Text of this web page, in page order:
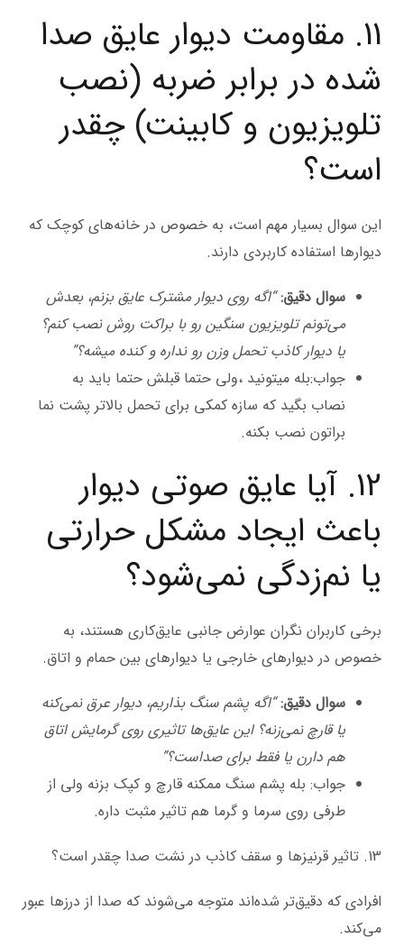
11. مقاومت دیوار عایق صدا
شده در برابر ضربه (نصب
تلویزیون و کابینت) چقدر
است؟
این سوال بسیار مهم است، به خصوص در خانه‌های کوچک که
دیوارها استفاده کاربردی دارند.
سوال دقیق: “اگه روی دیوار مشترک عایق بزنم، بعدش
می‌تونم تلویزیون سنگین رو با براکت روش نصب کنم؟
یا دیوار کاذب تحمل وزن رو نداره و کنده میشه؟”
جواب:بله میتونید ،ولی حتما قبلش حتما باید به
نصاب بگید که سازه کمکی برای تحمل بالاتر پشت نما
براتون نصب بکنه.
12. آیا عایق صوتی دیوار
باعث ایجاد مشکل حرارتی
یا نم‌زدگی نمی‌شود؟
برخی کاربران نگران عوارض جانبی عایق‌کاری هستند، به
خصوص در دیوارهای خارجی یا دیوارهای بین حمام و اتاق.
سوال دقیق: “اگه پشم سنگ بذاریم، دیوار عرق نمی‌کنه
یا قارچ نمی‌زنه؟ این عایق‌ها تاثیری روی گرمایش اتاق
هم دارن یا فقط برای صداست؟”
جواب: بله پشم سنگ ممکنه قارچ و کپک بزنه ولی از
طرفی روی سرما و گرما هم تاثیر مثبت داره.
13. تاثیر قرنیزها و سقف کاذب در نشت صدا چقدر است؟
افرادی که دقیق‌تر شده‌اند متوجه می‌شوند که صدا از درزها عبور
می‌کند.